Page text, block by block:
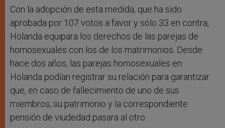
Con la adopción de esta medida, que ha sido
aprobada por 107 votos a favor y sólo 33 en contra,
Holanda equipara los derechos de las parejas de
homosexuales con los de los matrimonios. Desde
hace dos años, las parejas homosexuales en
Holanda podían registrar su relación para garantizar
que, en caso de fallecimiento de uno de sus
miembros, su patrimonio y la correspondiente
pensión de viudedad pasara al otro.